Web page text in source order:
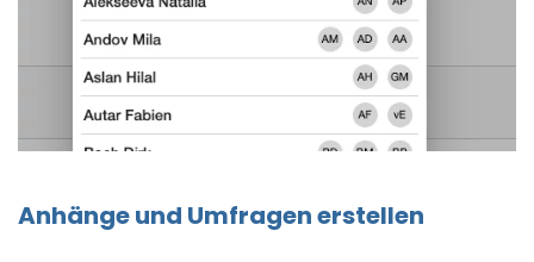
Anhänge und Umfragen erstellen